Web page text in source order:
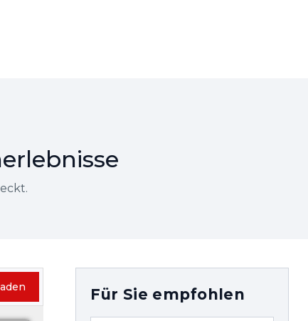
Für Sie empfohlen